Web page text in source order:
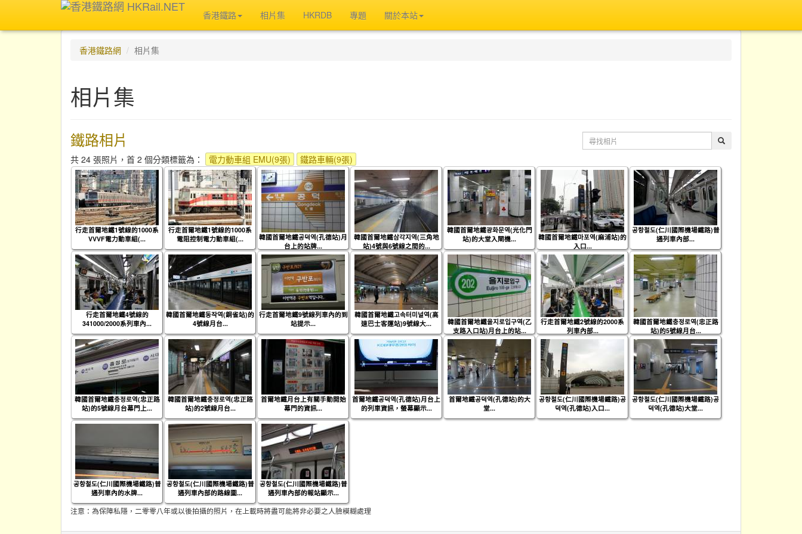
香港鐵路 相片集 HKRDB 專題 關於本站
香港鐵路網 相片集
相片集
鐵路相片
共 24 張照片，首 2 個分類標籤為： 電力動車組 EMU(9張) 鐵路車輛(9張)
行走首爾地鐵1號線的1000系
VVVF電力動車組(...
行走首爾地鐵1號線的1000系
電阻控制電力動車組(...
韓國首爾地鐵공덕역(孔德站)月
台上的站牌...
韓國首爾地鐵삼각지역(三角地
站)4號與6號線之間的...
韓國首爾地鐵광화문역(光化門
站)的大堂入閘機...
韓國首爾地鐵마포역(麻浦站)的
入口...
공항철도(仁川國際機場鐵路)普
通列車內部...
行走首爾地鐵4號線的
341000/2000系列車內...
韓國首爾地鐵동작역(銅雀站)的
4號線月台...
行走首爾地鐵9號線列車內的到
站提示...
韓國首爾地鐵고속터미널역(高
速巴士客運站)9號線大...
韓國首爾地鐵을지로입구역(乙
支路入口站)月台上的站...
行走首爾地鐵2號線的2000系
列車內部...
韓國首爾地鐵충정로역(忠正路
站)的5號線月台...
韓國首爾地鐵충정로역(忠正路
站)的5號線月台幕門上...
韓國首爾地鐵충정로역(忠正路
站)的2號線月台...
首爾地鐵月台上有關手動開始
幕門的資訊...
首爾地鐵공덕역(孔德站)月台上
的列車資訊，螢幕顯示...
首爾地鐵공덕역(孔德站)的大
堂...
공항철도(仁川國際機場鐵路)공
덕역(孔德站)入口...
공항철도(仁川國際機場鐵路)공
덕역(孔德站)大堂...
공항철도(仁川國際機場鐵路)普
通列車內的水牌...
공항철도(仁川國際機場鐵路)普
通列車內部的路線圖...
공항철도(仁川國際機場鐵路)普
通列車內部的報站顯示...
注意：為保障私隱，二零零八年或以後拍攝的照片，在上載時將盡可能將非必要之人臉模糊處理